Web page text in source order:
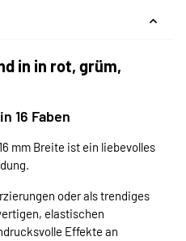
in in rot, grüm,
16 Faben
mm Breite ist ein liebevolles
oder als trendiges
elastischen
Effekte an